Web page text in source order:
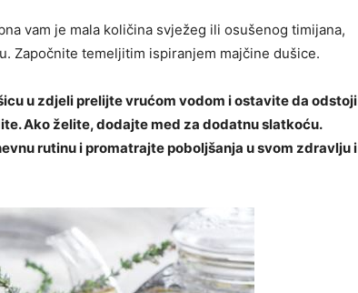
vam je mala količina svježeg ili osušenog timijana,
Započnite temeljitim ispiranjem majčine dušice.
u zdjeli prelijte vrućom vodom i ostavite da odstoji
Ako želite, dodajte med za dodatnu slatkoću.
rutinu i promatrajte poboljšanja u svom zdravlju i